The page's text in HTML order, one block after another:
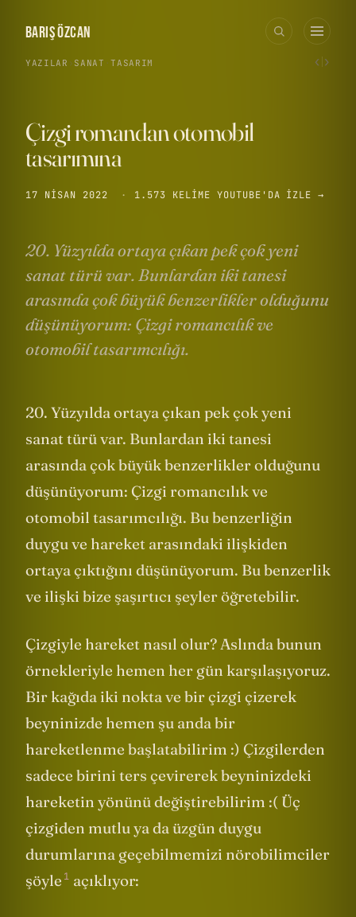
BARIŞ ÖZCAN
YAZILAR › SANAT ·TASARIM ‹ ›
Çizgi romandan otomobil
tasarımına
17 NISAN 2022 · 1.573 KELIME YOUTUBE'DA IZLE →
20. Yüzyılda ortaya çıkan pek çok yeni
sanat türü var. Bunlardan iki tanesi
arasında çok büyük benzerlikler olduğunu
düşünüyorum: Çizgi romancılık ve
otomobil tasarımcılığı.
20. Yüzyılda ortaya çıkan pek çok yeni
sanat türü var. Bunlardan iki tanesi
arasında çok büyük benzerlikler olduğunu
düşünüyorum: Çizgi romancılık ve
otomobil tasarımcılığı. Bu benzerliğin
duygu ve hareket arasındaki ilişkiden
ortaya çıktığını düşünüyorum. Bu benzerlik
ve ilişki bize şaşırtıcı şeyler öğretebilir.
Çizgiyle hareket nasıl olur? Aslında bunun
örnekleriyle hemen her gün karşılaşıyoruz.
Bir kağıda iki nokta ve bir çizgi çizerek
beyninizde hemen şu anda bir
hareketlenme başlatabilirim :) Çizgilerden
sadece birini ters çevirerek beyninizdeki
hareketin yönünü değiştirebilirim :( Üç
çizgiden mutlu ya da üzgün duygu
durumlarına geçebilmemizi nörobilimciler
şöyle 1 açıklıyor: